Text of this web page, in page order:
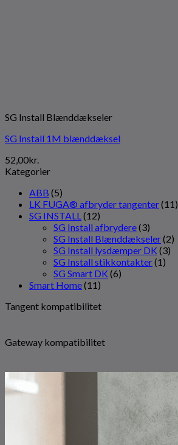
SG Install Blænddækseler
SG Install 1M blænddæksel
52,00kr.
Kategorier
ABB (5)
LK FUGA® afbryder tangenter(11)
SG INSTALL(12)
SG Install afbrydere(3)
SG Install Blænddækseler(2)
SG Install lysdæmper DK (3)
SG Install stikkontakter(1)
SG Smart DK (6)
Smart Home(11)
Tangent kompatibilitet
Gateway kompatibilitet